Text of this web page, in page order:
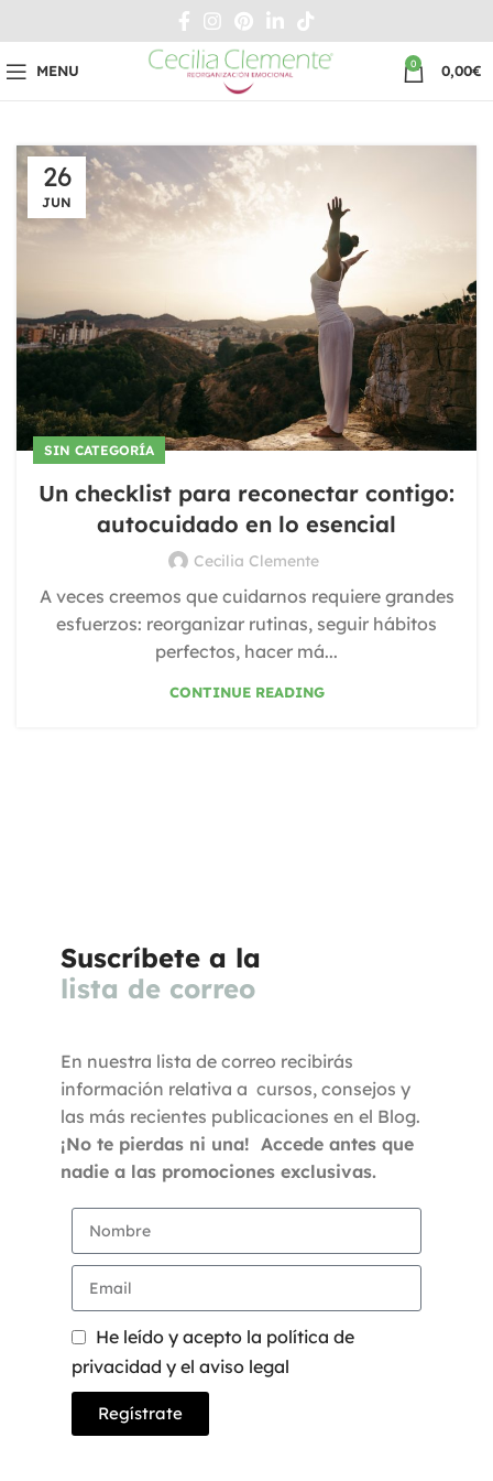
MENU 0 0,00€
26
JUN
SIN CATEGORÍA
Un checklist para reconectar contigo:
autocuidado en lo esencial
Cecilia Clemente
A veces creemos que cuidarnos requiere grandes
esfuerzos: reorganizar rutinas, seguir hábitos
perfectos, hacer má...
CONTINUE READING
Suscríbete a la
lista de correo
En nuestra lista de correo recibirás
información relativa a cursos, consejos y
las más recientes publicaciones en el Blog.
¡No te pierdas ni una! Accede antes que
nadie a las promociones exclusivas.
He leído y acepto la política de
privacidad y el aviso legal
Regístrate